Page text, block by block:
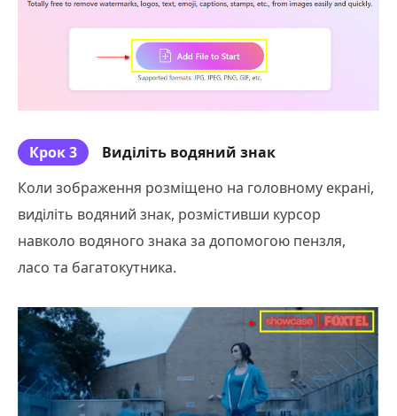
Крок 3
Виділіть водяний знак
Коли зображення розміщено на головному екрані,
виділіть водяний знак, розмістивши курсор
навколо водяного знака за допомогою пензля,
ласо та багатокутника.